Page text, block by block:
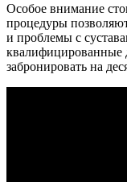
Особое внимание
процедуры
и проблемы с
квалифицированные
забронировать на